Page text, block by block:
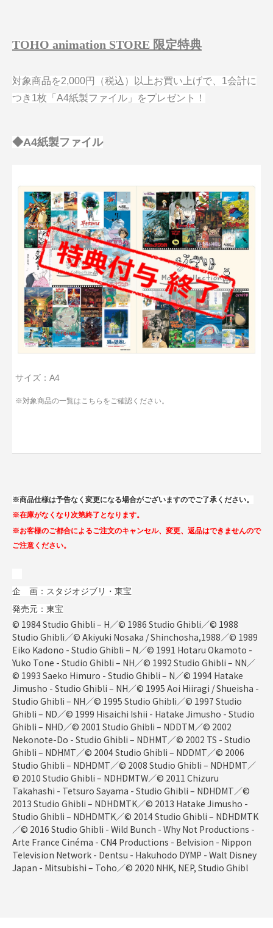
TOHO animation STORE 限定特典
対象商品を2,000円（税込）以上お買い上げで、1会計に
つき1枚「A4紙製ファイル」をプレゼント！
◆A4紙製ファイル
サイズ：A4
※対象商品の一覧はこちらをご確認ください。
※商品仕様は予告なく変更になる場合がございますのでご了承ください。
※在庫がなくなり次第終了となります。
※お客様のご都合によるご注文のキャンセル、変更、返品はできませんので
ご注意ください。
企 画：スタジオジブリ・東宝
発売元：東宝
© 1984 Studio Ghibli – H／© 1986 Studio Ghibli／© 1988
Studio Ghibli／© Akiyuki Nosaka / Shinchosha,1988／© 1989
Eiko Kadono - Studio Ghibli – N／© 1991 Hotaru Okamoto -
Yuko Tone - Studio Ghibli – NH／© 1992 Studio Ghibli – NN／
© 1993 Saeko Himuro - Studio Ghibli – N／© 1994 Hatake
Jimusho - Studio Ghibli – NH／© 1995 Aoi Hiiragi / Shueisha -
Studio Ghibli – NH／© 1995 Studio Ghibli／© 1997 Studio
Ghibli – ND／© 1999 Hisaichi Ishii - Hatake Jimusho - Studio
Ghibli – NHD／© 2001 Studio Ghibli – NDDTM／© 2002
Nekonote-Do - Studio Ghibli – NDHMT／© 2002 TS - Studio
Ghibli – NDHMT／© 2004 Studio Ghibli – NDDMT／© 2006
Studio Ghibli – NDHDMT／© 2008 Studio Ghibli – NDHDMT／
© 2010 Studio Ghibli – NDHDMTW／© 2011 Chizuru
Takahashi - Tetsuro Sayama - Studio Ghibli – NDHDMT／©
2013 Studio Ghibli – NDHDMTK／© 2013 Hatake Jimusho -
Studio Ghibli – NDHDMTK／© 2014 Studio Ghibli – NDHDMTK
／© 2016 Studio Ghibli - Wild Bunch - Why Not Productions -
Arte France Cinéma - CN4 Productions - Belvision - Nippon
Television Network - Dentsu - Hakuhodo DYMP - Walt Disney
Japan - Mitsubishi – Toho／© 2020 NHK, NEP, Studio Ghibl